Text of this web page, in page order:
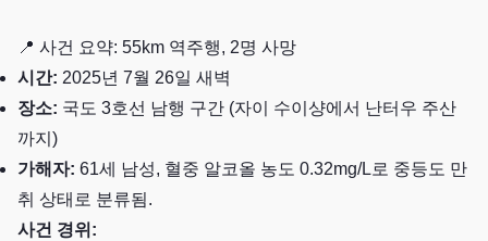
📍 사건 요약: 55km 역주행, 2명 사망
시간: 2025년 7월 26일 새벽
장소: 국도 3호선 남행 구간 (자이 수이샹에서 난터우 주산
까지)
가해자: 61세 남성, 혈중 알코올 농도 0.32mg/L로 중등도 만
취 상태로 분류됨.
사건 경위: